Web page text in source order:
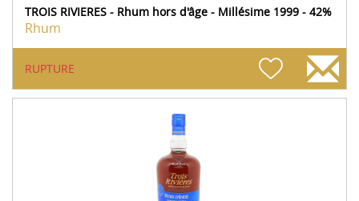
TROIS RIVIERES - Rhum hors d'âge - Millésime 1999 - 42%
Rhum
RUPTURE